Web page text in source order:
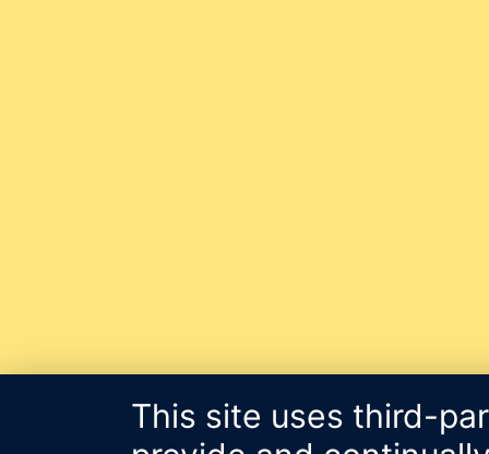
This site uses third-